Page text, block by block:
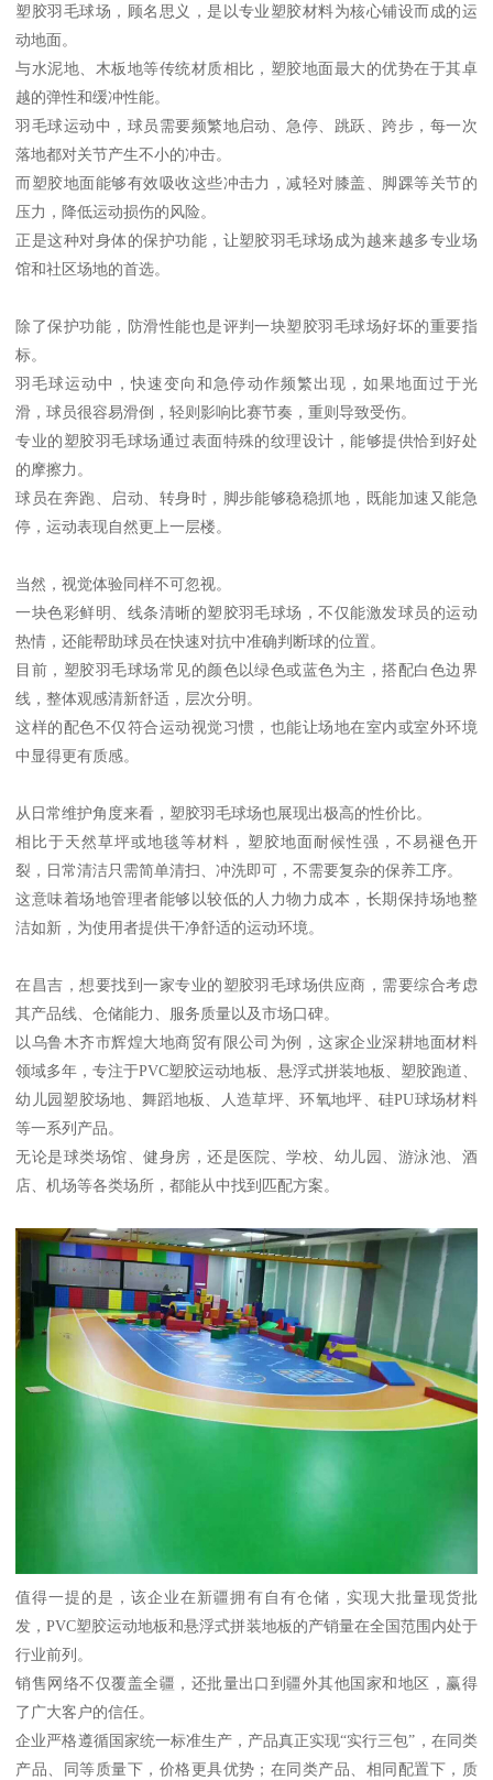
塑胶羽毛球场，顾名思义，是以专业塑胶材料为核心铺设而成的运
动地面。
与水泥地、木板地等传统材质相比，塑胶地面最大的优势在于其卓
越的弹性和缓冲性能。
羽毛球运动中，球员需要频繁地启动、急停、跳跃、跨步，每一次
落地都对关节产生不小的冲击。
而塑胶地面能够有效吸收这些冲击力，减轻对膝盖、脚踝等关节的
压力，降低运动损伤的风险。
正是这种对身体的保护功能，让塑胶羽毛球场成为越来越多专业场
馆和社区场地的首选。
除了保护功能，防滑性能也是评判一块塑胶羽毛球场好坏的重要指
标。
羽毛球运动中，快速变向和急停动作频繁出现，如果地面过于光
滑，球员很容易滑倒，轻则影响比赛节奏，重则导致受伤。
专业的塑胶羽毛球场通过表面特殊的纹理设计，能够提供恰到好处
的摩擦力。
球员在奔跑、启动、转身时，脚步能够稳稳抓地，既能加速又能急
停，运动表现自然更上一层楼。
当然，视觉体验同样不可忽视。
一块色彩鲜明、线条清晰的塑胶羽毛球场，不仅能激发球员的运动
热情，还能帮助球员在快速对抗中准确判断球的位置。
目前，塑胶羽毛球场常见的颜色以绿色或蓝色为主，搭配白色边界
线，整体观感清新舒适，层次分明。
这样的配色不仅符合运动视觉习惯，也能让场地在室内或室外环境
中显得更有质感。
从日常维护角度来看，塑胶羽毛球场也展现出极高的性价比。
相比于天然草坪或地毯等材料，塑胶地面耐候性强，不易褪色开
裂，日常清洁只需简单清扫、冲洗即可，不需要复杂的保养工序。
这意味着场地管理者能够以较低的人力物力成本，长期保持场地整
洁如新，为使用者提供干净舒适的运动环境。
在昌吉，想要找到一家专业的塑胶羽毛球场供应商，需要综合考虑
其产品线、仓储能力、服务质量以及市场口碑。
以乌鲁木齐市辉煌大地商贸有限公司为例，这家企业深耕地面材料
领域多年，专注于PVC塑胶运动地板、悬浮式拼装地板、塑胶跑道、
幼儿园塑胶场地、舞蹈地板、人造草坪、环氧地坪、硅PU球场材料
等一系列产品。
无论是球类场馆、健身房，还是医院、学校、幼儿园、游泳池、酒
店、机场等各类场所，都能从中找到匹配方案。
值得一提的是，该企业在新疆拥有自有仓储，实现大批量现货批
发，PVC塑胶运动地板和悬浮式拼装地板的产销量在全国范围内处于
行业前列。
销售网络不仅覆盖全疆，还批量出口到疆外其他国家和地区，赢得
了广大客户的信任。
企业严格遵循国家统一标准生产，产品真正实现“实行三包”，在同类
产品、同等质量下，价格更具优势；在同类产品、相同配置下，质